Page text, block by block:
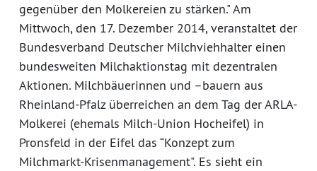
gegenüber den Molkereien zu stärken." Am
Mittwoch, den 17. Dezember 2014, veranstaltet der
Bundesverband Deutscher Milchviehhalter einen
bundesweiten Milchaktionstag mit dezentralen
Aktionen. Milchbäuerinnen und –bauern aus
Rheinland-Pfalz überreichen an dem Tag der ARLA-
Molkerei (ehemals Milch-Union Hocheifel) in
Pronsfeld in der Eifel das “Konzept zum
Milchmarkt-Krisenmanagement". Es sieht ein